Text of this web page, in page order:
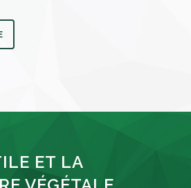
ET LA